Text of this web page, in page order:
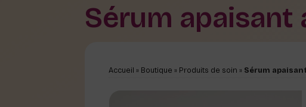
Sérum apaisant
Accueil » Boutique » Produits de soin » Sérum